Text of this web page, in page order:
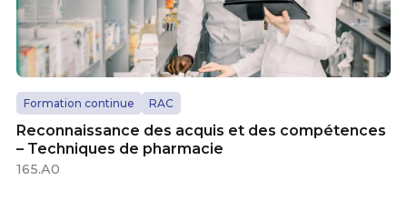
Formation continue RAC
Reconnaissance des acquis et des compétences
– Techniques de pharmacie
165.A0